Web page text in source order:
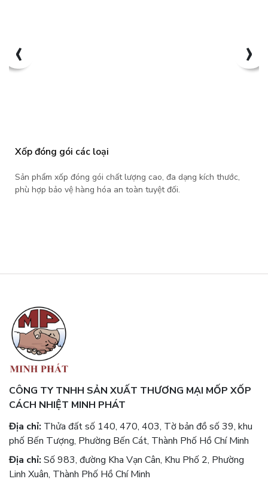
Xốp đóng gói các loại
Sản phẩm xốp đóng gói chất lượng cao, đa dạng kích thước,
phù hợp bảo vệ hàng hóa an toàn tuyệt đối.
‹ ›
CÔNG TY TNHH SẢN XUẤT THƯƠNG MẠI MỐP XỐP
CÁCH NHIỆT MINH PHÁT
Địa chỉ: Thửa đất số 140, 470, 403, Tờ bản đồ số 39, khu
phố Bến Tượng, Phường Bến Cát, Thành Phố Hồ Chí Minh
Địa chỉ: Số 983, đường Kha Vạn Cân, Khu Phố 2, Phường
Linh Xuân, Thành Phố Hồ Chí Minh